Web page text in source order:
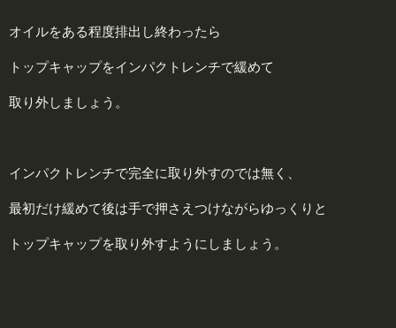
オイルをある程度排出し終わったら
トップキャップをインパクトレンチで緩めて
取り外しましょう。
インパクトレンチで完全に取り外すのでは無く、
最初だけ緩めて後は手で押さえつけながらゆっくりと
トップキャップを取り外すようにしましょう。